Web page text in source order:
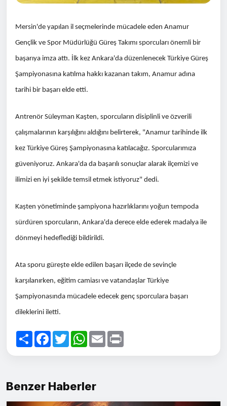
Mersin'de yapılan il seçmelerinde mücadele eden Anamur
Gençlik ve Spor Müdürlüğü Güreş Takımı sporcuları önemli bir
başarıya imza attı. İlk kez Ankara'da düzenlenecek Türkiye Güreş
Şampiyonasına katılma hakkı kazanan takım, Anamur adına
tarihi bir başarı elde etti.
Antrenör Süleyman Kaşten, sporcuların disiplinli ve özverili
çalışmalarının karşılığını aldığını belirterek, "Anamur tarihinde ilk
kez Türkiye Güreş Şampiyonasına katılacağız. Sporcularımıza
güveniyoruz. Ankara'da da başarılı sonuçlar alarak ilçemizi ve
ilimizi en iyi şekilde temsil etmek istiyoruz" dedi.
Kaşten yönetiminde şampiyona hazırlıklarını yoğun tempoda
sürdüren sporcuların, Ankara'da derece elde ederek madalya ile
dönmeyi hedeflediği bildirildi.
Ata sporu güreşte elde edilen başarı ilçede de sevinçle
karşılanırken, eğitim camiası ve vatandaşlar Türkiye
Şampiyonasında mücadele edecek genç sporculara başarı
dileklerini iletti.
PaylaşFacebook
TwitterWhatsApp
Email
Benzer Haberler